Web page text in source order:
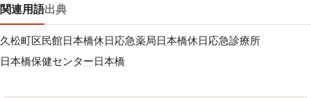
関連用語出典
久松町区民館日本橋休日応急薬局日本橋休日応急診療所
日本橋保健センター日本橋